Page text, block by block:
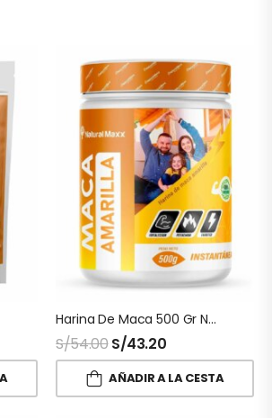
Harina De Maca 500 Gr Naturalmaxx
S/54.00S/43.20
AÑADIR A LA CESTA